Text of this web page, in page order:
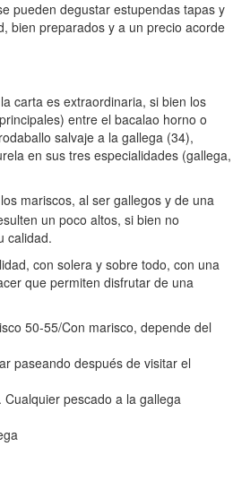
pueden degustar estupendas tapas y
bien preparados y a un precio acorde
carta es extraordinaria, si bien los
entre el bacalao horno o
salvaje a la gallega (34),
en sus tres especialidades (gallega,
mariscos, al ser gallegos y de una
un poco altos, si bien no
calidad.
con solera y sobre todo, con una
que permiten disfrutar de una
50-55/Con marisco, depende del
paseando después de visitar el
Cualquier pescado a la gallega